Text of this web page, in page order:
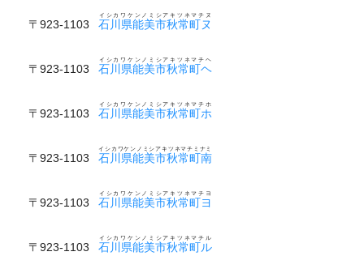
〒923-1103 石川県能美市秋常町ヌ
イシカワケンノミシアキツネマチヌ
〒923-1103 石川県能美市秋常町ヘ
イシカワケンノミシアキツネマチヘ
〒923-1103 石川県能美市秋常町ホ
イシカワケンノミシアキツネマチホ
〒923-1103 石川県能美市秋常町南
イシカワケンノミシアキツネマチミナミ
〒923-1103 石川県能美市秋常町ヨ
イシカワケンノミシアキツネマチヨ
〒923-1103 石川県能美市秋常町ル
イシカワケンノミシアキツネマチル